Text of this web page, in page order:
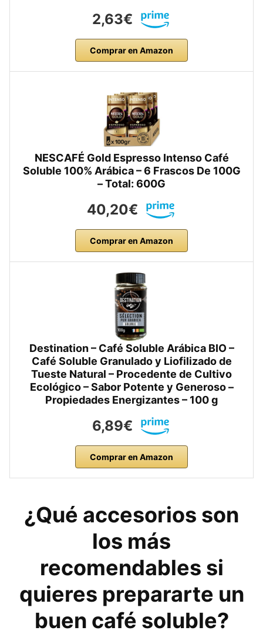
2,63€
Comprar en Amazon
NESCAFÉ Gold Espresso Intenso Café
Soluble 100% Arábica – 6 Frascos De 100G
– Total: 600G
40,20€
Comprar en Amazon
Destination – Café Soluble Arábica BIO –
Café Soluble Granulado y Liofilizado de
Tueste Natural – Procedente de Cultivo
Ecológico – Sabor Potente y Generoso –
Propiedades Energizantes – 100 g
6,89€
Comprar en Amazon
¿Qué accesorios son
los más
recomendables si
quieres prepararte un
buen café soluble?